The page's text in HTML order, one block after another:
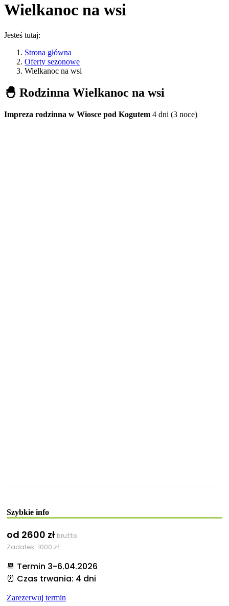
Wielkanoc na wsi
Jesteś tutaj:
Strona główna
Oferty sezonowe
Wielkanoc na wsi
🐣 Rodzinna Wielkanoc na wsi
Impreza rodzinna w Wiosce pod Kogutem 4 dni (3 noce)
Szybkie info
od 2600 zł brutto.
Zadatek: 1000 zł
📆 Termin 3-6.04.2026
⏰ Czas trwania: 4 dni
Zarezerwuj termin